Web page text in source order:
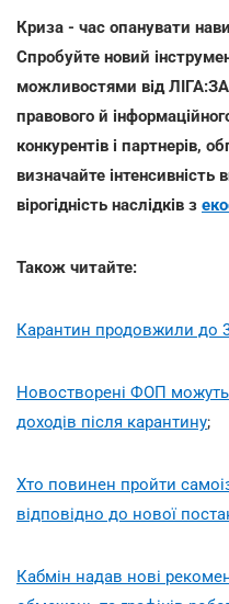
Криза - час опанувати
Спробуйте новий
можливостями від
правового й
конкурентів і партнерів,
визначайте
вірогідність наслідків з
Також читайте:
Карантин продовжили до
Новостворені ФОП можуть
доходів після карантину;
Хто повинен пройти
відповідно до нової
Кабмін надав нові